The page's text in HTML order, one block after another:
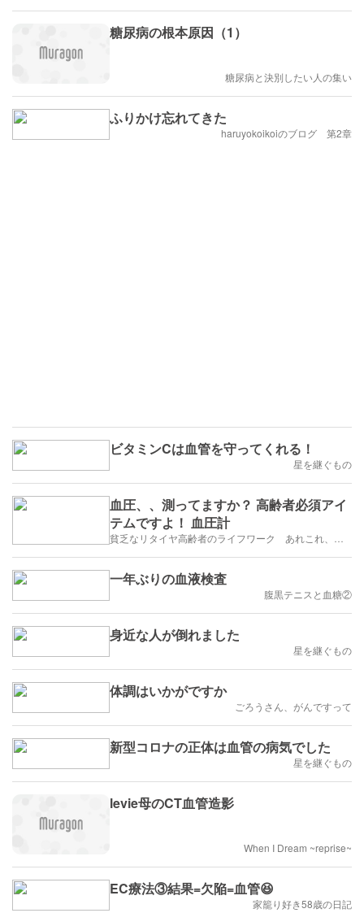
糖尿病の根本原因（1）
糖尿病と決別したい人の集い
ふりかけ忘れてきた
haruyokoikoiのブログ 第2章
ビタミンCは血管を守ってくれる！
星を継ぐもの
血圧、、測ってますか？ 高齢者必須アイ
テムですよ！ 血圧計
一年ぶりの血液検査
腹黒テニスと血糖②
身近な人が倒れました
星を継ぐもの
体調はいかがですか
ごろうさん、がんですって
新型コロナの正体は血管の病気でした
星を継ぐもの
levie母のCT血管造影
When I Dream ~reprise~
EC療法③結果=欠陥=血管😆
家籠り好き58歳の日記